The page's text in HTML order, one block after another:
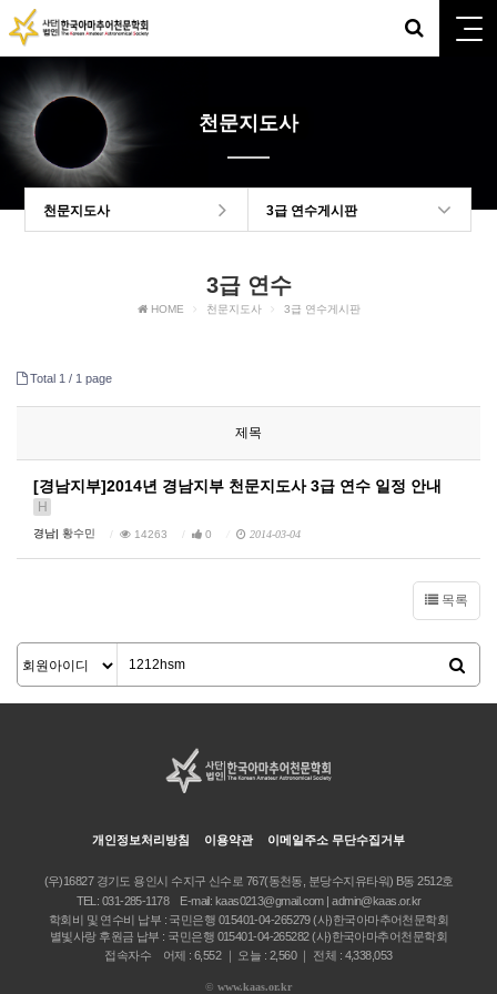
천문지도사
천문지도사 3급 연수게시판
3급 연수
HOME 천문지도사 3급 연수게시판
Total 1 / 1 page
제목
[경남지부]2014년 경남지부 천문지도사 3급 연수 일정 안내
H
경남| 황수민 14263 0 2014-03-04
목록
개인정보처리방침 이용약관 이메일주소 무단수집거부
(우)16827 경기도 용인시 수지구 신수로 767(동천동, 분당수지유타워) B동 2512호
TEL: 031-285-1178 E-mail: kaas0213@gmail.com | admin@kaas.or.kr
학회비 및 연수비 납부 : 국민은행 015401-04-265279 (사)한국아마추어천문학회
별빛사랑 후원금 납부 : 국민은행 015401-04-265282 (사)한국아마추어천문학회
접속자수 어제 : 6,552 ｜ 오늘 : 2,560 ｜ 전체 : 4,338,053
© www.kaas.or.kr